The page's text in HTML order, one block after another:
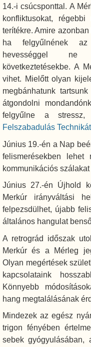
14.-i csúcsponttal. A
konfliktusokat,
terítékre. Amire
ha felgyűlnének az
hevességgel ne
következtetésekbe. A
vihet. Mielőtt olyan
megbánhatunk
átgondolni
felgyűlne a
Felszabadulás Technikát
Június 19.-én a Nap
felismerésekben
kommunikációs
Június 27.-én Újhold
Merkúr irányváltási
felpezsdülhet, újabb
általános hangulat
A retrográd időszak
Merkúr és a Mérleg
Olyan megértések
kapcsolataink
Könnyebb
hang megtalálásának
Mindezek az egész
trigon fényében
sebek gyógyulásában,